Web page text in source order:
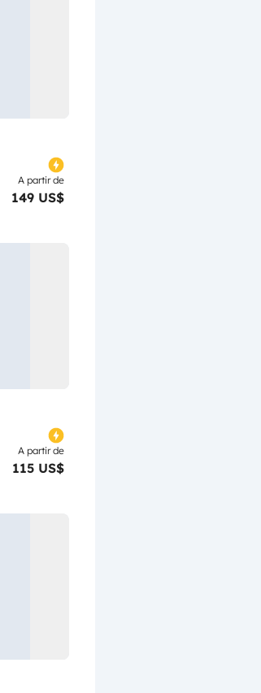
A partir de
149 US$
A partir de
115 US$